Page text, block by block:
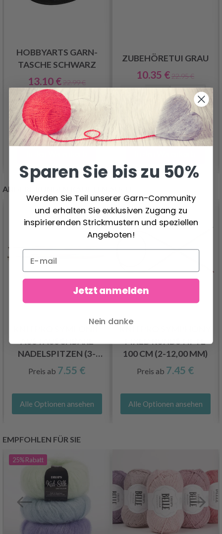
HOBBYARTS GARN-
TASCHE SCHWARZ
13.10 €22.99 €
ZUBEHÖRETUI GRAU
10.35 €22.95 €
ANDERE KUNDEN KAUFTEN AUCH
AUSTAUSCHBARE
NADELSPITZEN (3-
15.00MM)
Preis ab 7.55 €
Alle Optionen ansehen
FIXED RUNDSTIFTE
100 CM (2-12,00 MM)
Preis ab 7.45 €
Alle Optionen ansehen
EMPFOHLEN FÜR SIE
25%Rabatt
Sparen Sie bis zu 50%
Werden Sie Teil unserer Garn-Community
und erhalten Sie exklusiven Zugang zu
inspirierenden Strickmustern und speziellen
Angeboten!
Jetzt anmelden
Nein danke